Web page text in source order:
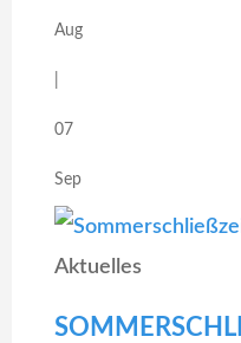
Aug
07
Sep
Aktuelles